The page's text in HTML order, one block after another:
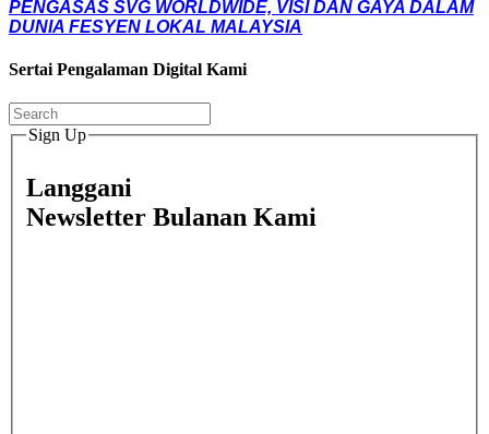
PENGASAS SVG WORLDWIDE, VISI DAN GAYA DALAM
DUNIA FESYEN LOKAL MALAYSIA
Sertai Pengalaman Digital Kami
Sign Up
Langgani
Newsletter Bulanan Kami